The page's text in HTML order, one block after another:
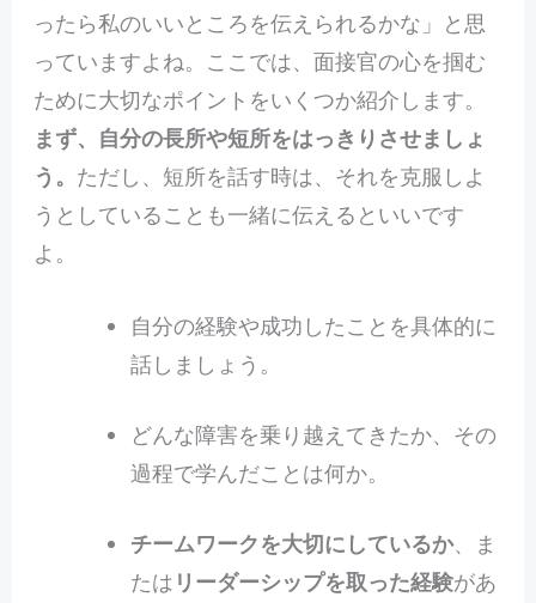
ったら私のいいところを伝えられるかな」と思
っていますよね。ここでは、面接官の心を掴む
ために大切なポイントをいくつか紹介します。
まず、自分の長所や短所をはっきりさせましょ
う。 ただし、短所を話す時は、それを克服しよ
うとしていることも一緒に伝えるといいです
よ。
自分の経験や成功したことを具体的に
話しましょう。
どんな障害を乗り越えてきたか、その
過程で学んだことは何か。
チームワークを大切にしているか、ま
たは リーダーシップを取った経験があ